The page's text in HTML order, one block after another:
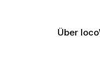
Über Ioco